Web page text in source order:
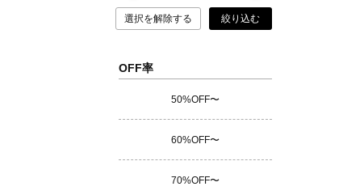
選択を解除する 絞り込む
OFF率
50%OFF〜
60%OFF〜
70%OFF〜